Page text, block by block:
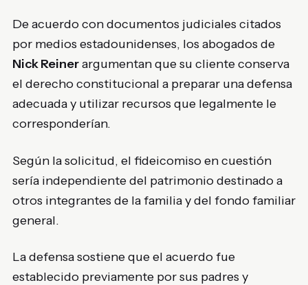
De acuerdo con documentos judiciales citados
por medios estadounidenses, los abogados de
Nick Reinerargumentan que su cliente conserva
el derecho constitucional a preparar una defensa
adecuada y utilizar recursos que legalmente le
corresponderían.
Según la solicitud, el fideicomiso en cuestión
sería independiente del patrimonio destinado a
otros integrantes de la familia y del fondo familiar
general.
La defensa sostiene que el acuerdo fue
establecido previamente por sus padres y